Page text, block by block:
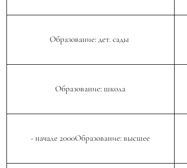
Образование: дет. сады
Образование: школа
- начале 2000Образование: высшее